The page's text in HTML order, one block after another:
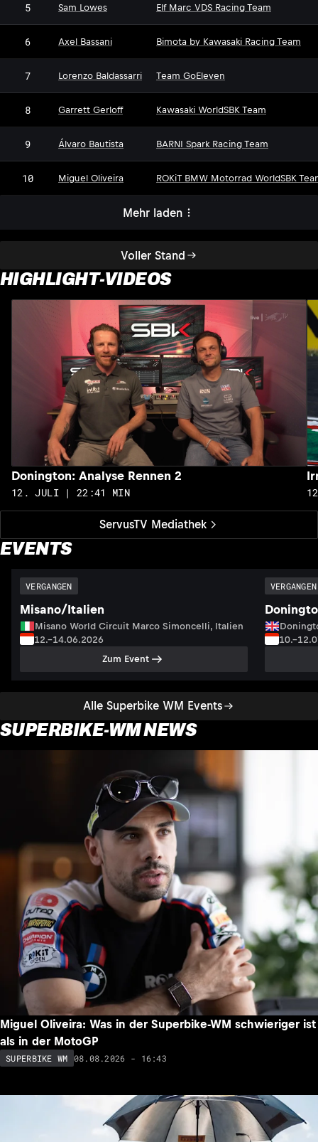
Voller Stand
5 Sam Lowes Elf Marc VDS Racing Team
6 Axel Bassani Bimota by Kawasaki Racing Team
7 Lorenzo Baldassarri Team GoEleven
8 Garrett Gerloff Kawasaki WorldSBK Team
9 Álvaro Bautista BARNI Spark Racing Team
10 Miguel Oliveira ROKiT BMW Motorrad WorldSBK
Mehr laden
HIGHLIGHT-VIDEOS
ServusTV Mediathek
Donington: Analyse Rennen 2
12. JULI | 22:41 MIN
EVENTS
Alle Superbike WM Events
VERGANGEN
Misano/Italien
Misano World Circuit Marco Simoncelli, Italien
12.–14.06.2026
Zum Event
VERGANGEN
SUPERBIKE-WM NEWS
Miguel Oliveira: Was in der Superbike-WM schwieriger ist
als in der MotoGP
SUPERBIKE WM 08.08.2026 - 16:43